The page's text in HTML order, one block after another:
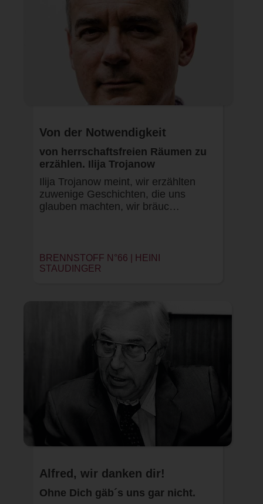
Von der Notwendigkeit
von herrschaftsfreien Räumen zu
erzählen. Ilija Trojanow
Ilija Trojanow meint, wir erzählten
zuwenige Geschichten, die uns
glauben machten, wir bräuc…
BRENNSTOFF N°66 |
HEINI
STAUDINGER
Alfred, wir danken dir!
Ohne Dich gäb´s uns gar nicht.